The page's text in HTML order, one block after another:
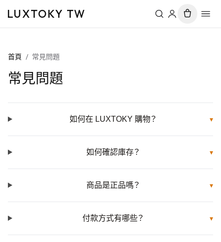
LUXTOKY TW
首頁 / 常見問題
常見問題
如何在 LUXTOKY 購物？ ▾
如何確認庫存？ ▾
商品是正品嗎？ ▾
付款方式有哪些？ ▾